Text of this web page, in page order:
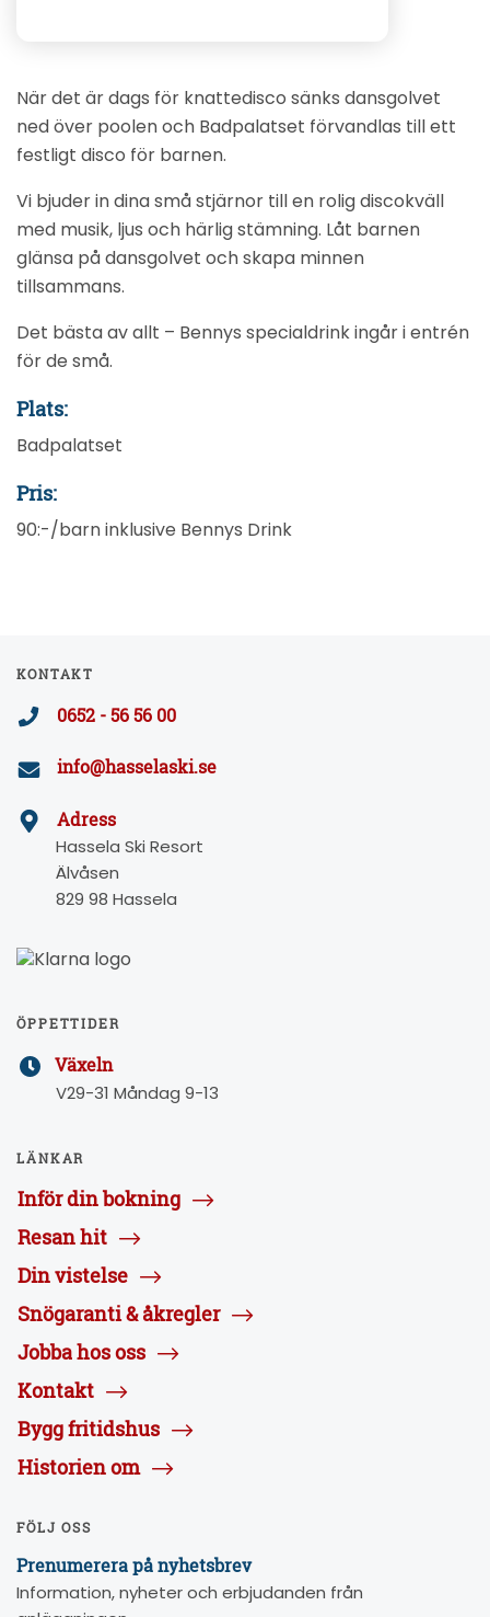
När det är dags för knattedisco sänks dansgolvet
ned över poolen och Badpalatset förvandlas till ett
festligt disco för barnen.
Vi bjuder in dina små stjärnor till en rolig discokväll
med musik, ljus och härlig stämning. Låt barnen
glänsa på dansgolvet och skapa minnen
tillsammans.
Det bästa av allt – Bennys specialdrink ingår i entrén
för de små.
Plats:
Badpalatset
Pris:
90:-/barn inklusive Bennys Drink
KONTAKT
0652 - 56 56 00
info@hasselaski.se
Adress
Hassela Ski Resort
Älvåsen
829 98 Hassela
ÖPPETTIDER
Växeln
V29-31 Måndag 9-13
LÄNKAR
Inför din bokning
Resan hit
Din vistelse
Snögaranti & åkregler
Jobba hos oss
Kontakt
Bygg fritidshus
Historien om
FÖLJ OSS
Prenumerera på nyhetsbrev
Information, nyheter och erbjudanden från